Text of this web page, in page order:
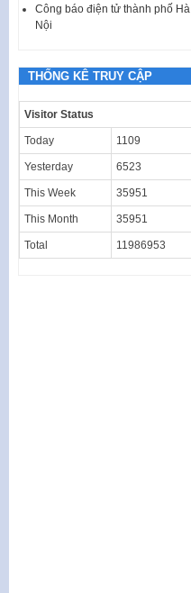
Công báo điện tử thành phố Hà
Nội
THỐNG KÊ TRUY CẬP
Visitor Status
Today 1109
Yesterday 6523
This Week 35951
This Month 35951
Total 11986953